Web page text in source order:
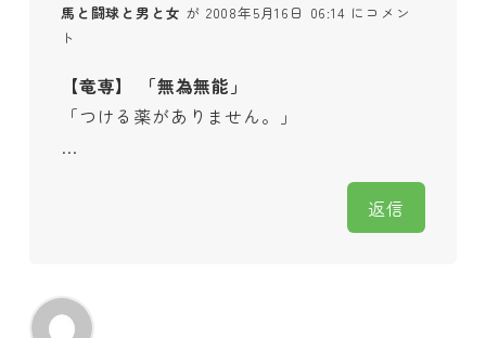
馬と闘球と男と女 が 2008年5月16日 06:14 にコメン
ト
【竜専】 「無為無能」
「つける薬がありません。」
…
返信